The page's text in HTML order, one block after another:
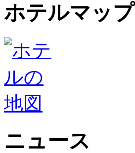
ホテルマップ
ニュース